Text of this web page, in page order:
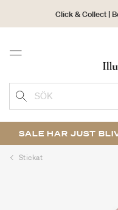
Click & Collect |
30
Menu
SÖK
SALE HAR JUST
Stickat